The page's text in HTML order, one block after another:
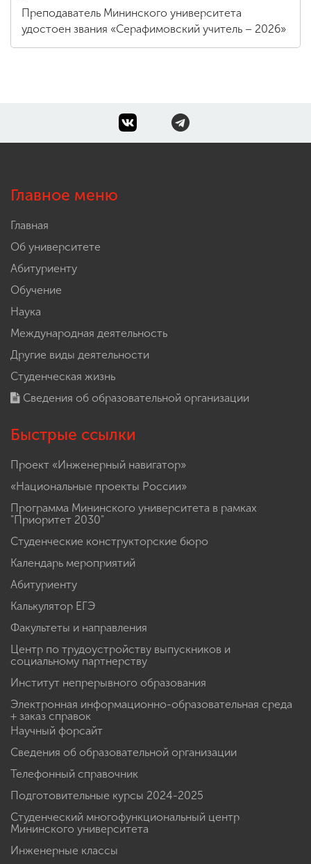
Преподаватель Мининского университета
удостоен звания «Серафимовский учитель – 2026»
Главное меню
Главная
Об университете
Абитуриенту
Обучение
Наука
Международная деятельность
Другие виды деятельности
Студенческая жизнь
Сведения об образовательной организации
Быстрые ссылки
Проект «Инженерный навигатор»
«Национальные проекты России»
Программа Мининского университета в рамках
"Приоритет 2030"
Студенческие конструкторские бюро
Календарь мероприятий
Абитуриенту
Калькулятор ЕГЭ
Факультеты и направления
Центр по трудоустройству выпускников и
социальному партнерству
Институт непрерывного образования
Электронная информационно-образовательная среда
+ заказ справок
Научный форсайт
Сведения об образовательной организации
Телефонный справочник
Подготовительные курсы 2024-2025
Студенческий многофункциональный центр
Мининского университета
Инженерные классы